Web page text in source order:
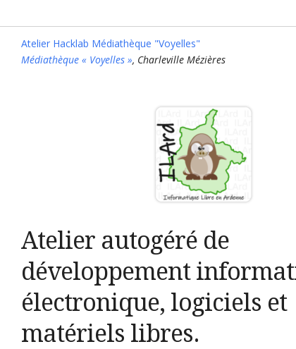
Atelier Hacklab Médiathèque "Voyelles"
Médiathèque « Voyelles », Charleville Mézières
Atelier autogéré de
développement
électronique, logiciels et
matériels libres.